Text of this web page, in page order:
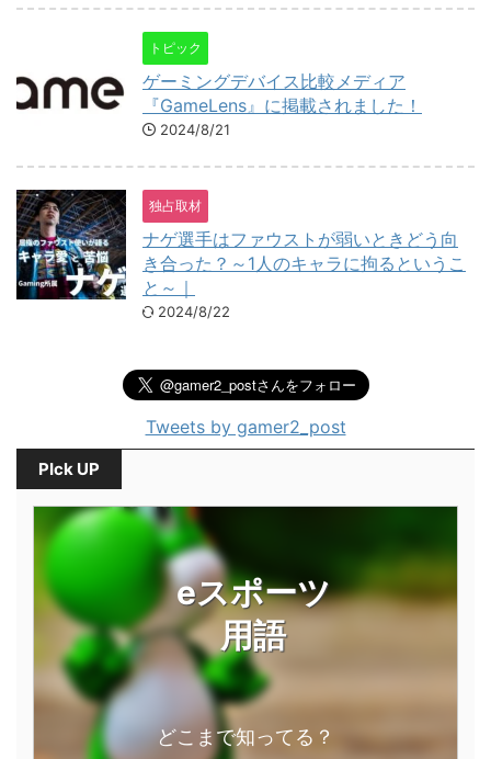
トピック
ゲーミングデバイス比較メディア
『GameLens』に掲載されました！
2024/8/21
独占取材
ナゲ選手はファウストが弱いときどう向
き合った？～1人のキャラに拘るというこ
と～｜
2024/8/22
Tweets by gamer2_post
PIck UP
eスポーツ
用語
どこまで知ってる？